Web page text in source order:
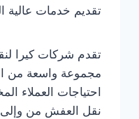
تقديم خدمات عالية
تقدم شركات كيرا
مجموعة واسعة من
احتياجات العملاء
نقل العفش من وإلى